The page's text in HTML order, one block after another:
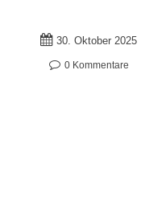
30. Oktober 2025
0 Kommentare